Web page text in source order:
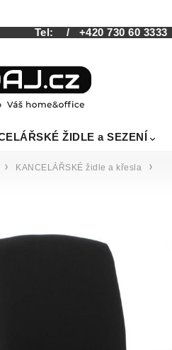
/ +420 730 60 3333
ŽIDLE a SEZENÍ
KANCELÁŘSKÉ židle a křesla